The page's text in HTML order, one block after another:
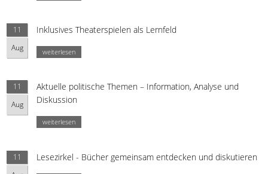
11
Aug
Inklusives Theaterspielen als Lernfeld
weiterlesen
11
Aug
Aktuelle politische Themen – Information, Analyse und
Diskussion
weiterlesen
11
Lesezirkel - Bücher gemeinsam entdecken und diskutieren